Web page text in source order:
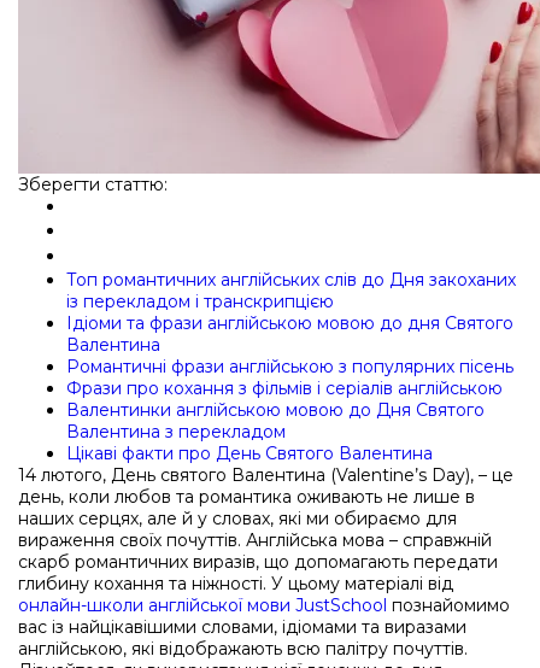
Зберегти статтю:
Топ романтичних англійських слів до Дня закоханих
із перекладом і транскрипцією
Ідіоми та фрази англійською мовою до дня Святого
Валентина
Романтичні фрази англійською з популярних пісень
Фрази про кохання з фільмів і серіалів англійською
Валентинки англійською мовою до Дня Святого
Валентина з перекладом
Цікаві факти про День Святого Валентина
14 лютого, День святого Валентина (Valentine’s Day), – це
день, коли любов та романтика оживають не лише в
наших серцях, але й у словах, які ми обираємо для
вираження своїх почуттів. Англійська мова – справжній
скарб романтичних виразів, що допомагають передати
глибину кохання та ніжності. У цьому матеріалі від
онлайн-школи англійської мови JustSchool познайомимо
вас із найцікавішими словами, ідіомами та виразами
англійською, які відображають всю палітру почуттів.